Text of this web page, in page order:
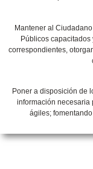
Mantener al
Públicos
correspondientes,
Poner a disposición de
información necesaria
ágiles;